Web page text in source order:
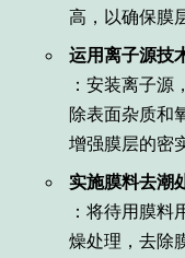
高，以确保膜
运用离子源技
：安装离子
除表面杂质和
增强膜层的密
实施膜料去潮
：将待用膜
燥处理，去除